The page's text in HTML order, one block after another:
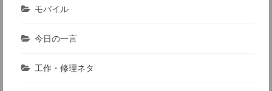
モバイル
今日の一言
工作・修理ネタ